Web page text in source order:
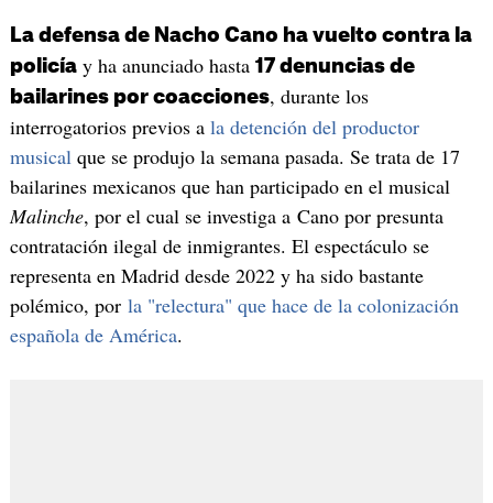
La defensa de Nacho Cano ha vuelto contra la
policíay ha anunciado hasta 17 denuncias de
bailarines por coacciones, durante los
interrogatorios previos a la detención del productor
musicalque se produjo la semana pasada. Se trata de 17
bailarines mexicanos que han participado en el musical
Malinche, por el cual se investiga a Cano por presunta
contratación ilegal de inmigrantes. El espectáculo se
representa en Madrid desde 2022 y ha sido bastante
polémico, por la "relectura" que hace de la colonización
española de América.